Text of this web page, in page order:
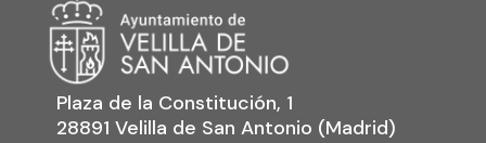
Plaza de la Constitución, 1
28891 Velilla de San Antonio (Madrid)